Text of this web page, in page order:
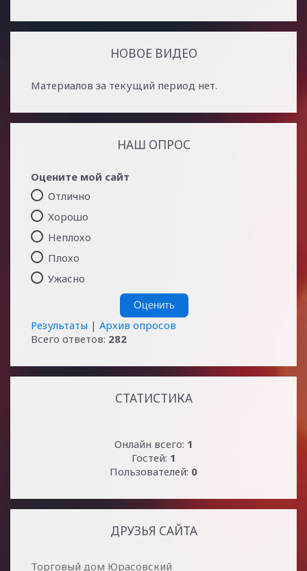
НОВОЕ ВИДЕО
Материалов за текущий период нет.
НАШ ОПРОС
Оцените мой сайт
Отлично
Хорошо
Неплохо
Плохо
Ужасно
Результаты | Архив опросов
Всего ответов: 282
СТАТИСТИКА
Онлайн всего: 1
Гостей: 1
Пользователей: 0
ДРУЗЬЯ САЙТА
Торговый дом Юрасовский